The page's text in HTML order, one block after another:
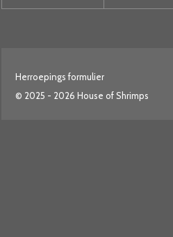
Herroepings formulier
© 2025 - 2026 House of Shrimps